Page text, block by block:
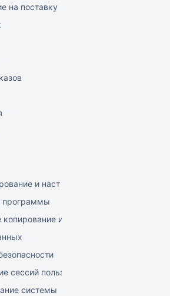
на поставку
и настройка
программы
копирование и восстановление базы
сессий пользователя
системы